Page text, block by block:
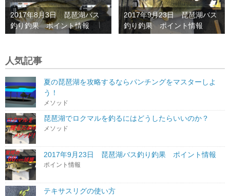
2017年8月3日 琵琶湖バス
釣り釣果 ポイント情報
2017年9月23日 琵琶湖バス
釣り釣果 ポイント情報
人気記事
夏の琵琶湖を攻略するならパンチングをマスターしよ
う！
メソッド
琵琶湖でロクマルを釣るにはどうしたらいいのか？
メソッド
2017年9月23日 琵琶湖バス釣り釣果 ポイント情報
ポイント情報
テキサスリグの使い方